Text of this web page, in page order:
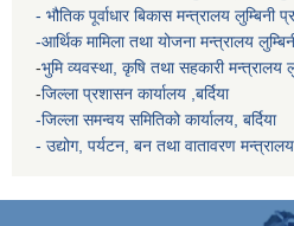
- भौतिक पूर्वाधार बिकास मन्त्रालय लुम्बिनी
-आर्थिक मामिला तथा योजना मन्त्रालय
-भुमि व्यवस्था, कृषि तथा सहकारी मन्त्रालय
-जिल्ला प्रशासन कार्यालय ,बर्दिया
-जिल्ला समन्वय समितिको कार्यालय, बर्दिया
- उद्योग, पर्यटन, बन तथा वातावरण मन्त्रालय